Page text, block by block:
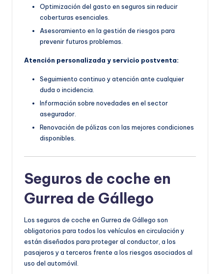
Optimización del gasto en seguros sin reducir
coberturas esenciales.
Asesoramiento en la gestión de riesgos para
prevenir futuros problemas.
Atención personalizada y servicio postventa:
Seguimiento continuo y atención ante cualquier
duda o incidencia.
Información sobre novedades en el sector
asegurador.
Renovación de pólizas con las mejores condiciones
disponibles.
Seguros de coche en
Gurrea de Gállego
Los seguros de coche en Gurrea de Gállego son
obligatorios para todos los vehículos en circulación y
están diseñados para proteger al conductor, a los
pasajeros y a terceros frente a los riesgos asociados al
uso del automóvil.